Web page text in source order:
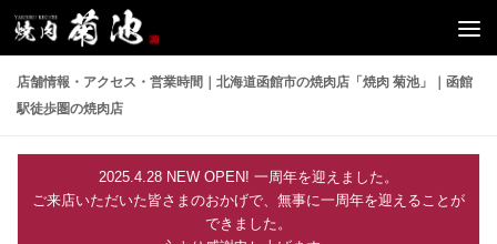
コンテンツへスキップ
店舗情報・アクセス・営業時間｜北海道函館市の焼肉店「焼肉 菊池」｜函館
駅徒歩圏の焼肉店
2025.4.28 NEW OPEN! 一周年を迎えました。
ご来店いただいた皆さまのおかげで、無事に一周年を迎えることが
できました。